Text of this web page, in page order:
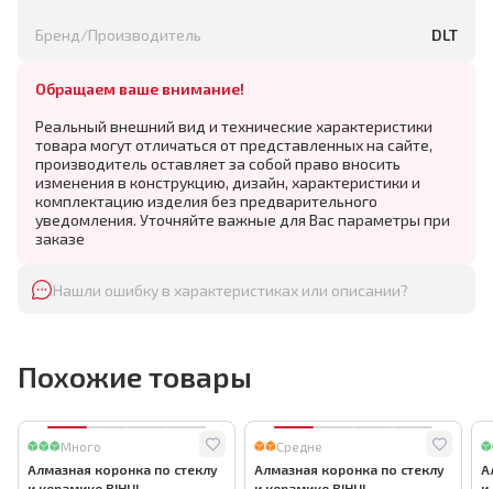
Бренд/Производитель DLT
Обращаем ваше внимание!
Реальный внешний вид и технические характеристики
товара могут отличаться от представленных на сайте,
производитель оставляет за собой право вносить
изменения в конструкцию, дизайн, характеристики и
комплектацию изделия без предварительного
уведомления. Уточняйте важные для Вас параметры при
заказе
Нашли ошибку в характеристиках или описании?
Похожие товары
Много
Алмазная коронка по стеклу
Средне
Алмазная коронка по стеклу